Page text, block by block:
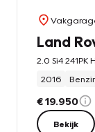
Land
2016
€ 19.950
Bekijk